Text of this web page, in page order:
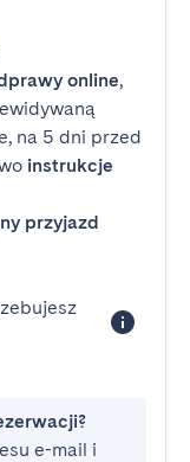
online,
na 5 dni przed
instrukcje
przyjazd
e-mail i